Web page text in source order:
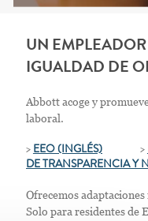
UN
IGUALDAD DE
Abbott acoge y
laboral.
> EEO (INGLÉS) >
DE TRANSPARENCIA Y
Ofrecemos
Solo para residentes de